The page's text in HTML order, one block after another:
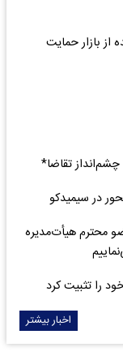
بازار حمایت
تقاضا*
در سیمیدکو
محترم هیأت‌مدیره
اخبار بیشتر